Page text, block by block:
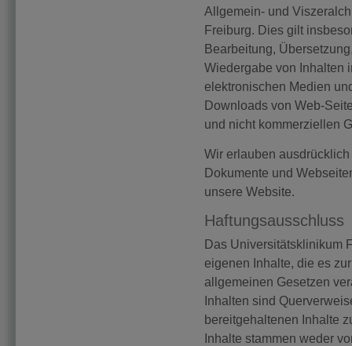
Allgemein- und
Freiburg. Dies gilt
Bearbeitung,
Wiedergabe von Inhalten
elektronischen Medien
Downloads von Web-
und nicht kommerziellen
Wir erlauben
Dokumente und
unsere Website.
Haftungsausschluss
Das Universitätsklinikum
eigenen Inhalte, die es
allgemeinen Gesetzen
Inhalten sind
bereitgehaltenen Inhalte
Inhalte stammen weder